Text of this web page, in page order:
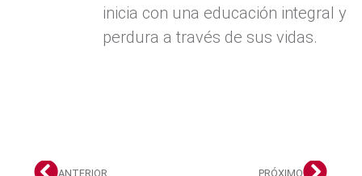
inicia con una educación integral y
perdura a través de sus vidas.
ANTERIOR PRÓXIMO